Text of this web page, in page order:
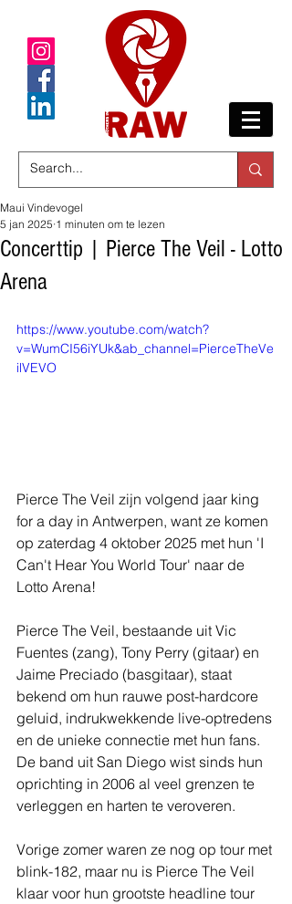
Concerttip | Pierce The Veil - Lotto
Arena
Maui Vindevogel
5 jan 2025 1 minuten om te lezen
https://www.youtube.com/watch?
v=WumCI56iYUk&ab_channel=PierceTheVe
ilVEVO
Pierce The Veil zijn volgend jaar king
for a day in Antwerpen, want ze komen
op zaterdag 4 oktober 2025 met hun 'I
Can't Hear You World Tour' naar de
Lotto Arena!
Pierce The Veil, bestaande uit Vic
Fuentes (zang), Tony Perry (gitaar) en
Jaime Preciado (basgitaar), staat
bekend om hun rauwe post-hardcore
geluid, indrukwekkende live-optredens
en de unieke connectie met hun fans.
De band uit San Diego wist sinds hun
oprichting in 2006 al veel grenzen te
verleggen en harten te veroveren.
Vorige zomer waren ze nog op tour met
blink-182, maar nu is Pierce The Veil
klaar voor hun grootste headline tour